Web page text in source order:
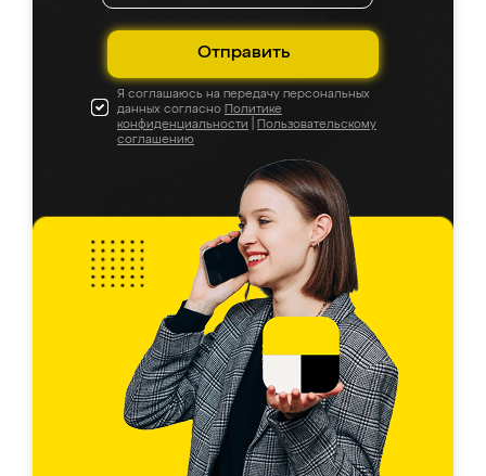
Отправить
Я соглашаюсь на передачу персональных
данных согласно Политике
конфиденциальности
Пользовательскому
соглашению